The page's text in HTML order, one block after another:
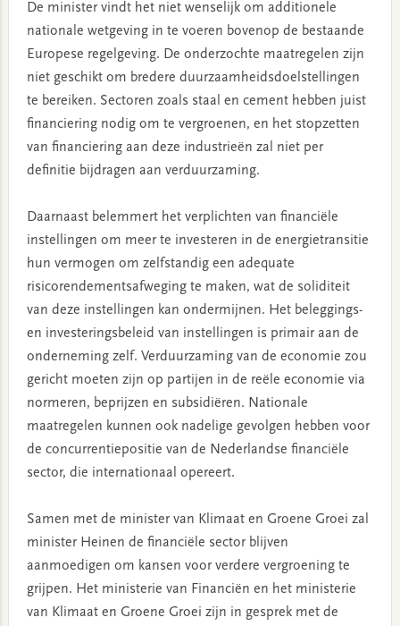
De minister vindt het niet wenselijk om additionele
nationale wetgeving in te voeren bovenop de bestaande
Europese regelgeving. De onderzochte maatregelen zijn
niet geschikt om bredere duurzaamheidsdoelstellingen
te bereiken. Sectoren zoals staal en cement hebben juist
financiering nodig om te vergroenen, en het stopzetten
van financiering aan deze industrieën zal niet per
definitie bijdragen aan verduurzaming.
Daarnaast belemmert het verplichten van financiële
instellingen om meer te investeren in de energietransitie
hun vermogen om zelfstandig een adequate
risicorendementsafweging te maken, wat de soliditeit
van deze instellingen kan ondermijnen. Het beleggings-
en investeringsbeleid van instellingen is primair aan de
onderneming zelf. Verduurzaming van de economie zou
gericht moeten zijn op partijen in de reële economie via
normeren, beprijzen en subsidiëren. Nationale
maatregelen kunnen ook nadelige gevolgen hebben voor
de concurrentiepositie van de Nederlandse financiële
sector, die internationaal opereert.
Samen met de minister van Klimaat en Groene Groei zal
minister Heinen de financiële sector blijven
aanmoedigen om kansen voor verdere vergroening te
grijpen. Het ministerie van Financiën en het ministerie
van Klimaat en Groene Groei zijn in gesprek met de